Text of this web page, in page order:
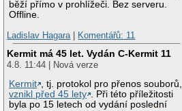
běží přímo v prohlížeči. Bez serveru.
Offline.
Ladislav Hagara| Komentářů: 11
Kermit má 45 let. Vydán C-Kermit 11
4.8. 11:44 | Nová verze
Kermit , tj. protokol pro přenos souborů,
vznikl před 45 lety . Při této příležitosti
byla po 15 letech od vydání poslední